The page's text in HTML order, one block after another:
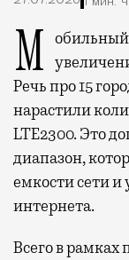
Мобильный оператор Т2 завершил работы по
Речь про 15
нарастили
LTE2300. Это
диапазон,
емкости сети и
интернета.
Всего в рамках